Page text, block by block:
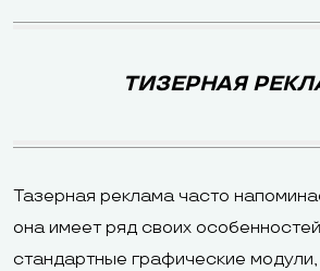
ТИЗЕРНАЯ
Тазерная реклама часто
она имеет ряд своих
стандартные графические